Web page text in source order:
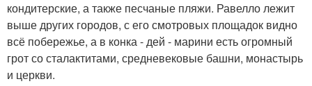
кондитерские, а также песчаные пляжи. Равелло лежит
выше других городов, с его смотровых площадок видно
всё побережье, а в конка - дей - марини есть огромный
грот со сталактитами, средневековые башни, монастырь
и церкви.